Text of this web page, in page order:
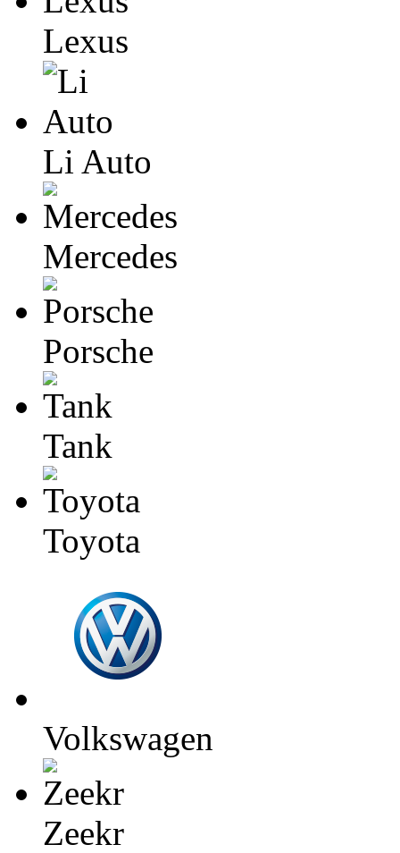
Lexus
Li Auto
Mercedes
Porsche
Tank
Toyota
Volkswagen
Zeekr